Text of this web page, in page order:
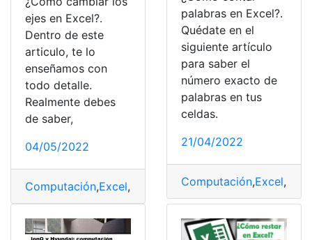
ejes en Excel?.
Dentro de este
articulo, te lo
enseñamos con
todo detalle.
Realmente debes
de saber,
04/05/2022
Computación,Excel, Herramientas,Microsoft,
palabras en Excel?.
Quédate en el
siguiente artículo
para saber el
número exacto de
palabras en tus
celdas.
21/04/2022
Computación,Excel,